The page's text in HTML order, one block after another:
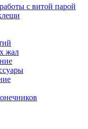
с витой парой
жал